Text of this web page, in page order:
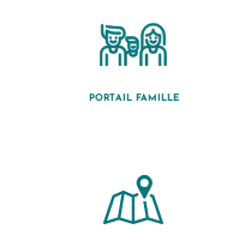
PORTAIL FAMILLE